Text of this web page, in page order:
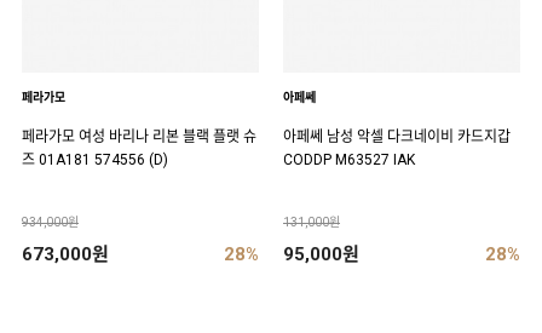
페라가모
페라가모 여성 바리나 리본 블랙 플랫 슈
즈 01A181 574556 (D)
934,000원
673,000원 28%
아페쎄
아페쎄 남성 악셀 다크네이비 카드지갑
CODDP M63527 IAK
131,000원
95,000원 28%